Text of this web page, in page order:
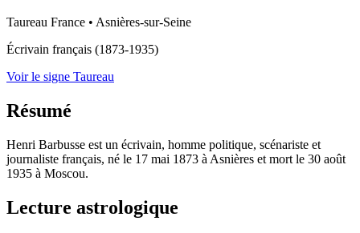
Taureau France • Asnières-sur-Seine
Écrivain français (1873-1935)
Voir le signe Taureau
Résumé
Henri Barbusse est un écrivain, homme politique, scénariste et
journaliste français, né le 17 mai 1873 à Asnières et mort le 30 août
1935 à Moscou.
Lecture astrologique